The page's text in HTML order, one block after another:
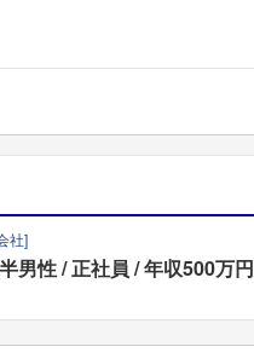
社]
男性 正社員 年収500万円